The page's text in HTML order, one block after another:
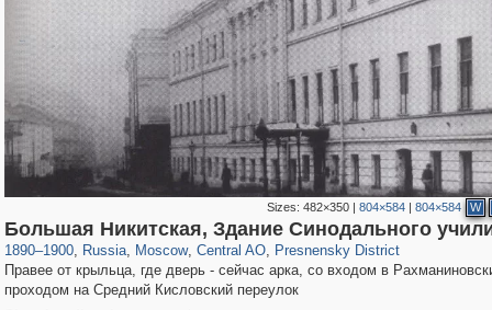
Sizes: 482×350| 804×584| 804×584 W
Большая Никитская, Здание Синодального
1890–1900, Russia
1,405,779 29,243
, Moscow
319,716 8,286
, Central AO
159,930 5,916
, Presnensky District
13,323 396
Правее от крыльца, где дверь - сейчас арка, со входом в
проходом на Средний Кисловский переулок